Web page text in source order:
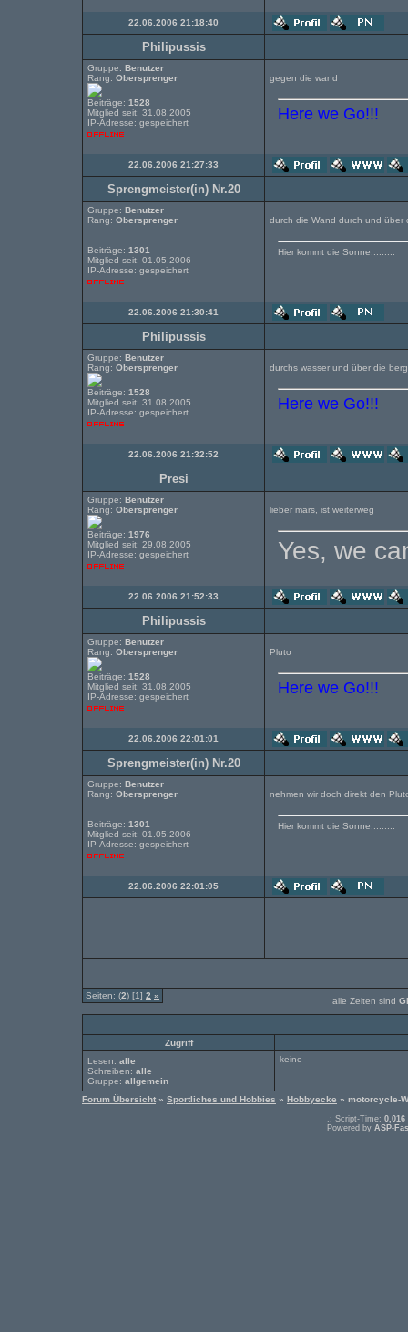
22.06.2006 21:18:40
Philipussis
Gruppe: Benutzer
Rang: Obersprenger
Beiträge: 1528
Mitglied seit: 31.08.2005
IP-Adresse: gespeichert
gegen die wand
Here we Go!!!
22.06.2006 21:27:33
Sprengmeister(in) Nr.20
Gruppe: Benutzer
Rang: Obersprenger
Beiträge: 1301
Mitglied seit: 01.05.2006
IP-Adresse: gespeichert
durch die Wand durch und über
Hier kommt die Sonne.........
22.06.2006 21:30:41
Philipussis
Gruppe: Benutzer
Rang: Obersprenger
Beiträge: 1528
Mitglied seit: 31.08.2005
IP-Adresse: gespeichert
durchs wasser und über die
Here we Go!!!
22.06.2006 21:32:52
Presi
Gruppe: Benutzer
Rang: Obersprenger
Beiträge: 1976
Mitglied seit: 29.08.2005
IP-Adresse: gespeichert
lieber mars, ist weiterweg
Yes, we
22.06.2006 21:52:33
Philipussis
Gruppe: Benutzer
Rang: Obersprenger
Beiträge: 1528
Mitglied seit: 31.08.2005
IP-Adresse: gespeichert
Pluto
Here we Go!!!
22.06.2006 22:01:01
Sprengmeister(in) Nr.20
Gruppe: Benutzer
Rang: Obersprenger
Beiträge: 1301
Mitglied seit: 01.05.2006
IP-Adresse: gespeichert
nehmen wir doch direkt den
Hier kommt die Sonne.........
22.06.2006 22:01:05
Seiten: (2) [1] 2 »
alle Zeiten sind
Zugriff
Lesen: alle
Schreiben: alle
Gruppe: allgemein
keine
Forum Übersicht » Sportliches und Hobbies » Hobbyecke » motorcycle-
.: Script-Time: 0,016
Powered by ASP-